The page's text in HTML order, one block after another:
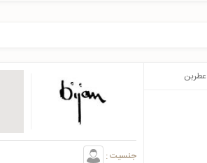
عطربن
جنسیت :